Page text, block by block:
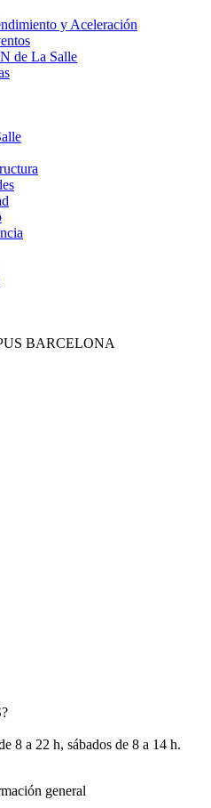
y Aceleración
de La Salle
BARCELONA
8 a 22 h, sábados de 8 a 14 h.
general